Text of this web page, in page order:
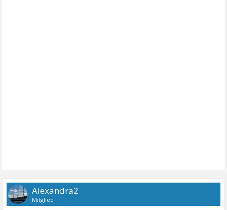
Alexandra2
Mitglied